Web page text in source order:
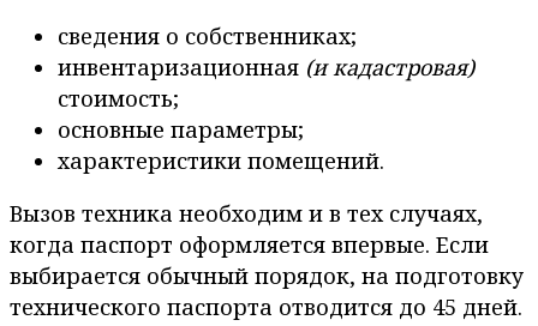
сведения о собственниках;
инвентаризационная (и кадастровая)
стоимость;
основные параметры;
характеристики помещений.
Вызов техника необходим и в тех случаях,
когда паспорт оформляется впервые. Если
выбирается обычный порядок, на подготовку
технического паспорта отводится до 45 дней.